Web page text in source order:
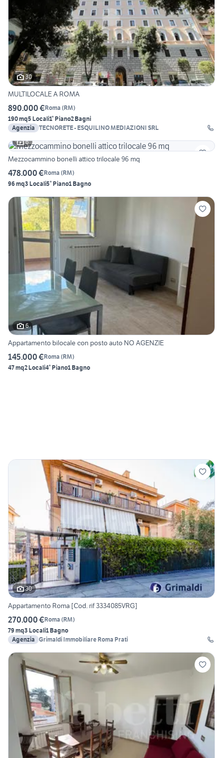
30
MULTILOCALE A ROMA
890.000 €Roma (RM)
190 mq5 Locali1° Piano2 Bagni
Agenzia
TECNORETE - ESQUILINO MEDIAZIONI SRL
6
Mezzocammino bonelli attico trilocale 96 mq
478.000 €Roma (RM)
96 mq3 Locali5° Piano1 Bagno
6
Appartamento bilocale con posto auto NO AGENZIE
145.000 €Roma (RM)
47 mq2 Locali4° Piano1 Bagno
30
Appartamento Roma [Cod. rif 3334085VRG]
270.000 €Roma (RM)
79 mq3 Locali1 Bagno
Agenzia Grimaldi Immobiliare Roma Prati